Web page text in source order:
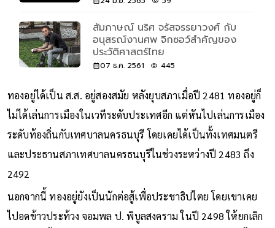
สัมภาษณ์ นริศ จรัสจรรยาวงศ์ กับ
อนุสรณ์งานศพ จิกซอว์สำคัญของ
ประวัติศาสตร์ไทย
07 ธ.ค. 2561 445
ทองอยู่ได้เป็น ส.ส. อยู่สองสมัย หลังยุบสภาเมื่อปี 2481 ทองอยู่ก็
ไม่ได้เล่นการเมืองในเวทีระดับประเทศอีก แต่หันไปเล่นการเมือง
ระดับท้องถิ่นกับเทศบาลนครธนบุรี โดยเคยได้เป็นทั้งเทศมนตรี
และประธานสภาเทศบาลนครธนบุรีในช่วงระหว่างปี 2483 ถึง
2492
นอกจากนี้ ทองอยู่ยังเป็นนักต่อสู้เพื่อประชาธิปไตย โดยเขาเคย
ไปอดข้าวประท้วง จอมพล ป. พิบูลสงคราม ในปี 2498 ให้ยกเลิก